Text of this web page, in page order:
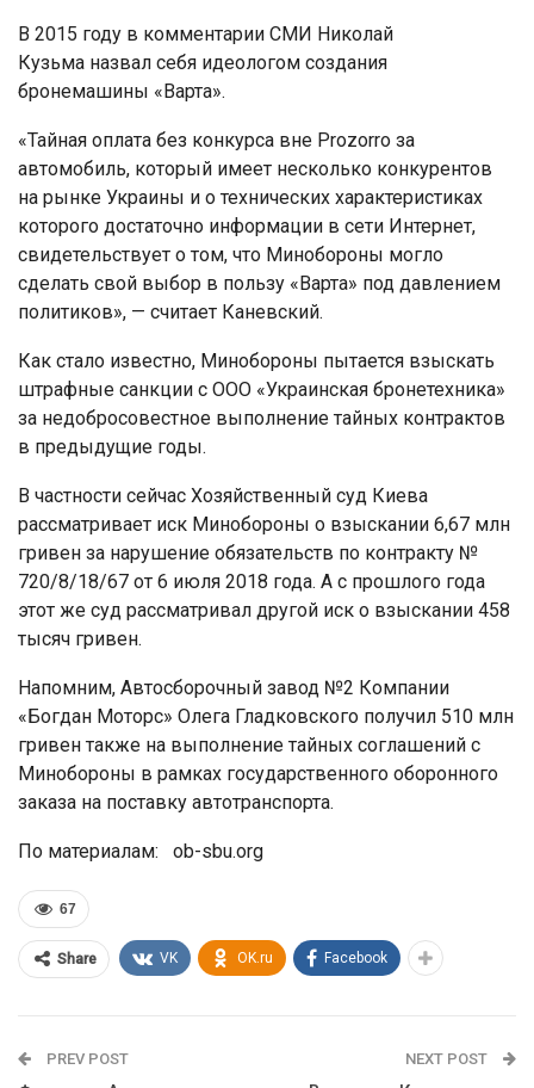
В 2015 году в комментарии СМИ Николай
Кузьма назвал себя идеологом создания
бронемашины «Варта».
«Тайная оплата без конкурса вне Prozorro за
автомобиль, который имеет несколько конкурентов
на рынке Украины и о технических характеристиках
которого достаточно информации в сети Интернет,
свидетельствует о том, что Минобороны могло
сделать свой выбор в пользу «Варта» под давлением
политиков», — считает Каневский.
Как стало известно, Минобороны пытается взыскать
штрафные санкции с ООО «Украинская бронетехника»
за недобросовестное выполнение тайных контрактов
в предыдущие годы.
В частности сейчас Хозяйственный суд Киева
рассматривает иск Минобороны о взыскании 6,67 млн
гривен за нарушение обязательств по контракту №
720/8/18/67 от 6 июля 2018 года. А с прошлого года
этот же суд рассматривал другой иск о взыскании 458
тысяч гривен.
Напомним, Автосборочный завод №2 Компании
«Богдан Моторс» Олега Гладковского получил 510 млн
гривен также на выполнение тайных соглашений с
Минобороны в рамках государственного оборонного
заказа на поставку автотранспорта.
По материалам: ob-sbu.org
67
Share VK OK.ru Facebook
PREV POST NEXT POST